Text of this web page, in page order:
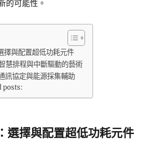
的可能性。
擇與配置超低功耗元件
慧排程與中斷驅動的藝術
訊協定與能源採集輔助
posts:
選擇與配置超低功耗元件